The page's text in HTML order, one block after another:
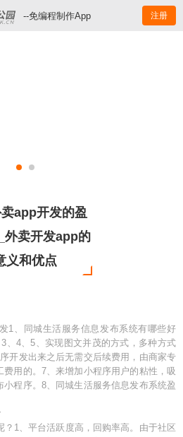
--免编程制作App 注册
app开发的盈
外卖开发app的
义和优点
1、同城生活服务信息发布系统有哪些好
、4、5、实现图文并茂的方式，多种方式
开发出来之后无需交后续费用，由商家专
用的。7、来增加小程序用户的粘性，吸
程序。8、同城生活服务信息发布系统盈
1、平台活跃度高，回购率高。由于社区